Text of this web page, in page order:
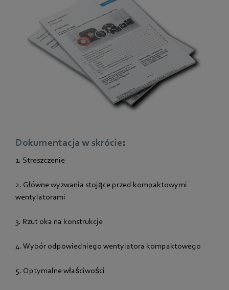
Dokumentacja w skrócie:
1. Streszczenie
2. Główne wyzwania stojące przed kompaktowymi
wentylatorami
3. Rzut oka na konstrukcje
4. Wybór odpowiedniego wentylatora kompaktowego
5. Optymalne właściwości